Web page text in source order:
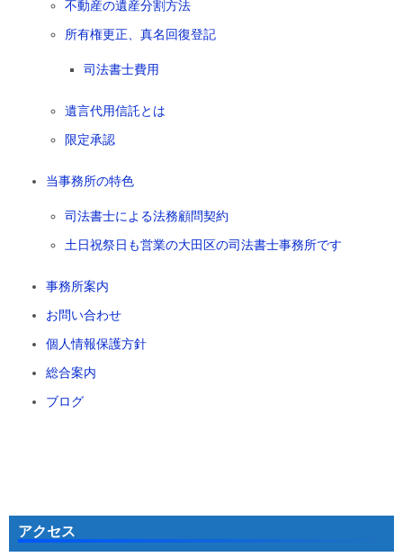
不動産の遺産分割方法
所有権更正、真名回復登記
司法書士費用
遺言代用信託とは
限定承認
当事務所の特色
司法書士による法務顧問契約
土日祝祭日も営業の大田区の司法書士事務所です
事務所案内
お問い合わせ
個人情報保護方針
総合案内
ブログ
アクセス